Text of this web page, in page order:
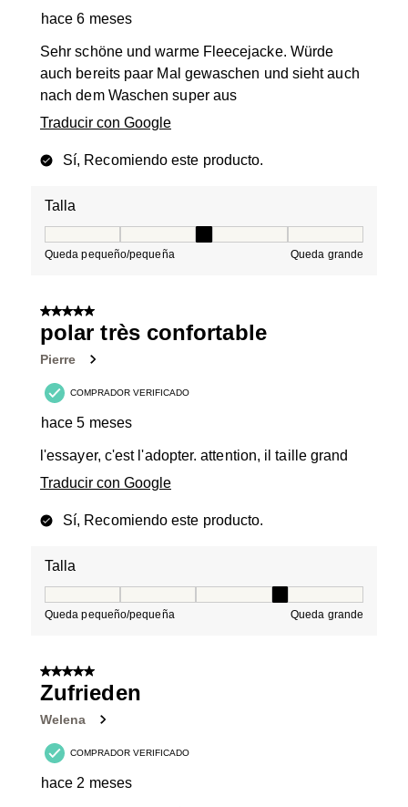
hace 6 meses
Sehr schöne und warme Fleecejacke. Würde
auch bereits paar Mal gewaschen und sieht auch
nach dem Waschen super aus
Traducir con Google
Sí, Recomiendo este producto.
Talla
Queda pequeño/pequeña Queda grande
5 de 5 estrellas.
polar très confortable
Pierre
COMPRADOR VERIFICADO
hace 5 meses
l'essayer, c'est l'adopter. attention, il taille grand
Traducir con Google
Sí, Recomiendo este producto.
Talla
Queda pequeño/pequeña Queda grande
5 de 5 estrellas.
Zufrieden
Welena
COMPRADOR VERIFICADO
hace 2 meses